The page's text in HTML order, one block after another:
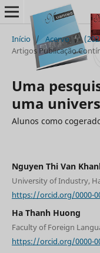
Início / Acervo /
Artigos Publicação
Uma
uma
Alunos como
Nguyen Thi Van
University of Industry,
https://orcid.org/0000-
Ha Thanh Huong
Faculty of Foreign
https://orcid.org/0000-